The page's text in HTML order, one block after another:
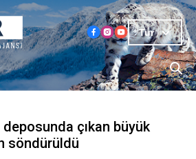
Tur
çıkan büyük
söndürüldü